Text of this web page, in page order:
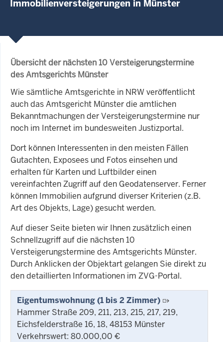
Immobilienversteigerungen in Münster
Übersicht der nächsten 10 Versteigerungstermine
des Amtsgerichts Münster
Wie sämtliche Amtsgerichte in NRW veröffentlicht
auch das Amtsgericht Münster die amtlichen
Bekanntmachungen der Versteigerungstermine nur
noch im Internet im bundesweiten Justizportal.
Dort können Interessenten in den meisten Fällen
Gutachten, Exposees und Fotos einsehen und
erhalten für Karten und Luftbilder einen
vereinfachten Zugriff auf den Geodatenserver. Ferner
können Immobilien aufgrund diverser Kriterien (z.B.
Art des Objekts, Lage) gesucht werden.
Auf dieser Seite bieten wir Ihnen zusätzlich einen
Schnellzugriff auf die nächsten 10
Versteigerungstermine des Amtsgerichts Münster.
Durch Anklicken der Objektart gelangen Sie direkt zu
den detaillierten Informationen im ZVG-Portal.
Eigentumswohnung (1 bis 2 Zimmer)
Hammer Straße 209, 211, 213, 215, 217, 219,
Eichsfelderstraße 16, 18, 48153 Münster
Verkehrswert: 80.000,00 €